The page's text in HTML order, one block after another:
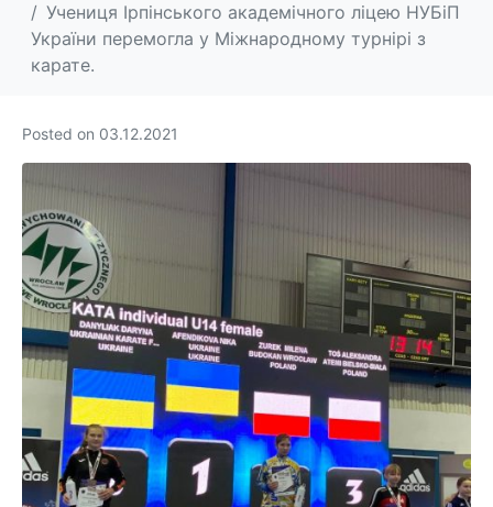
Учениця Ірпінського академічного ліцею НУБіП
України перемогла у Міжнародному турнірі з
карате.
Posted on 03.12.2021